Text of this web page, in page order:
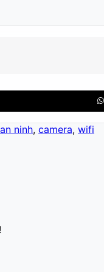
an ninh, camera, wifi